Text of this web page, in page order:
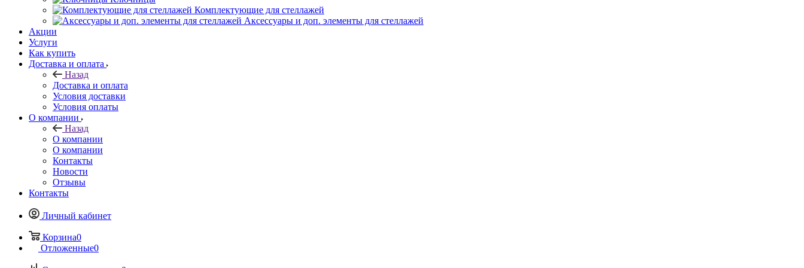
Комплектующие для стеллажей
Аксессуары и доп. элементы для стеллажей
Акции
Услуги
Как купить
Доставка и оплата
Назад
Доставка и оплата
Условия доставки
Условия оплаты
О компании
Назад
О компании
О компании
Контакты
Новости
Отзывы
Контакты
Личный кабинет
Корзина0
Отложенные0